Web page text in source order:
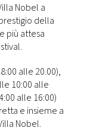
Nobel a
della
più attesa
alle 20.00),
10:00 alle
alle 16:00)
e insieme a
Nobel.